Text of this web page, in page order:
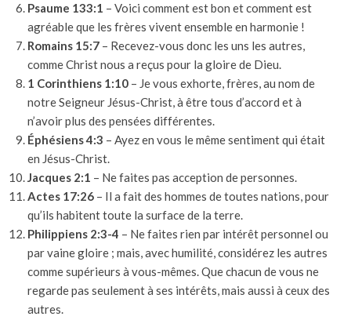
Psaume 133:1 – Voici comment est bon et comment est
agréable que les frères vivent ensemble en harmonie !
Romains 15:7 – Recevez-vous donc les uns les autres,
comme Christ nous a reçus pour la gloire de Dieu.
1 Corinthiens 1:10 – Je vous exhorte, frères, au nom de
notre Seigneur Jésus-Christ, à être tous d’accord et à
n’avoir plus des pensées différentes.
Éphésiens 4:3 – Ayez en vous le même sentiment qui était
en Jésus-Christ.
Jacques 2:1 – Ne faites pas acception de personnes.
Actes 17:26 – Il a fait des hommes de toutes nations, pour
qu’ils habitent toute la surface de la terre.
Philippiens 2:3-4 – Ne faites rien par intérêt personnel ou
par vaine gloire ; mais, avec humilité, considérez les autres
comme supérieurs à vous-mêmes. Que chacun de vous ne
regarde pas seulement à ses intérêts, mais aussi à ceux des
autres.